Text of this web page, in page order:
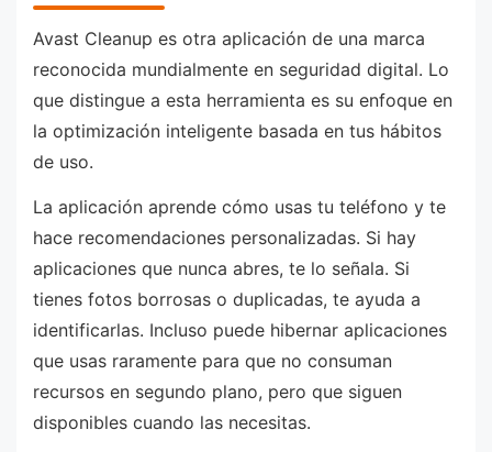
Avast Cleanup es otra aplicación de una marca
reconocida mundialmente en seguridad digital. Lo
que distingue a esta herramienta es su enfoque en
la optimización inteligente basada en tus hábitos
de uso.
La aplicación aprende cómo usas tu teléfono y te
hace recomendaciones personalizadas. Si hay
aplicaciones que nunca abres, te lo señala. Si
tienes fotos borrosas o duplicadas, te ayuda a
identificarlas. Incluso puede hibernar aplicaciones
que usas raramente para que no consuman
recursos en segundo plano, pero que siguen
disponibles cuando las necesitas.